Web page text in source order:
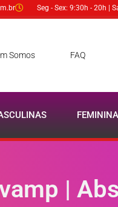
Seg - Sex: 9:30h - 20h |
Somos FAQ
|